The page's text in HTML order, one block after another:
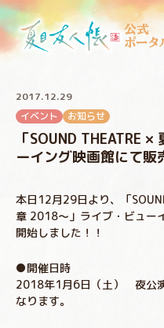
公式
ポータ
2017.12.29
イベント
お知らせ
「SOUND THEATRE
ーイング映画館にて販
本日12月29日より、「
章 2018～」ライブ・ビュー
開始しました！！
●開催日時
2018年1月6日（土） 夜公
なります。